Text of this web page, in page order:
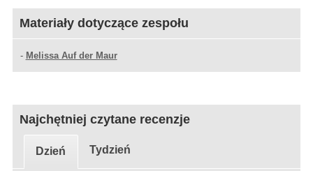
Materiały dotyczące zespołu
- Melissa Auf der Maur
Najchętniej czytane recenzje
Dzień Tydzień